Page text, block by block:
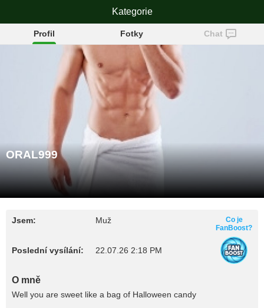
ORAL999
Profil Fotky Chat
ORAL999
Jsem: Muž
Poslední vysílání: 22.07.26 2:18 PM
Co je
FanBoost?
O mně
Well you are sweet like a bag of Halloween candy
Kategorie